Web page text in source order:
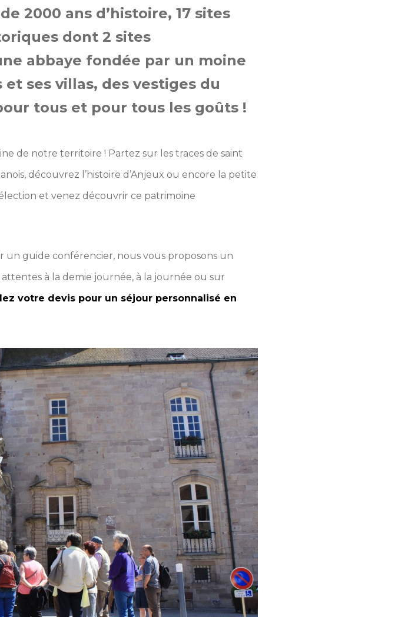
2000 ans d’histoire, 17 sites
dont 2 sites
abbaye fondée par un moine
ses villas, des vestiges du
tous et pour tous les goûts !
de notre territoire ! Partez sur les traces de saint
découvrez l’histoire d’Anjeux ou encore la petite
et venez découvrir ce patrimoine
guide conférencier, nous vous proposons un
à la demie journée, à la journée ou sur
votre devis pour un séjour personnalisé en